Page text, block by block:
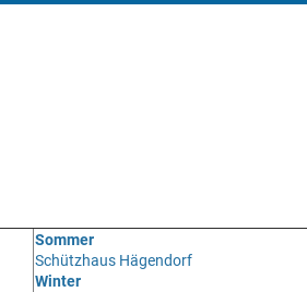
Sommer
Schützhaus Hägendorf
Winter